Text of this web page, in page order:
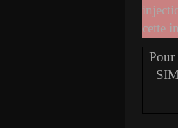
cette
Pour